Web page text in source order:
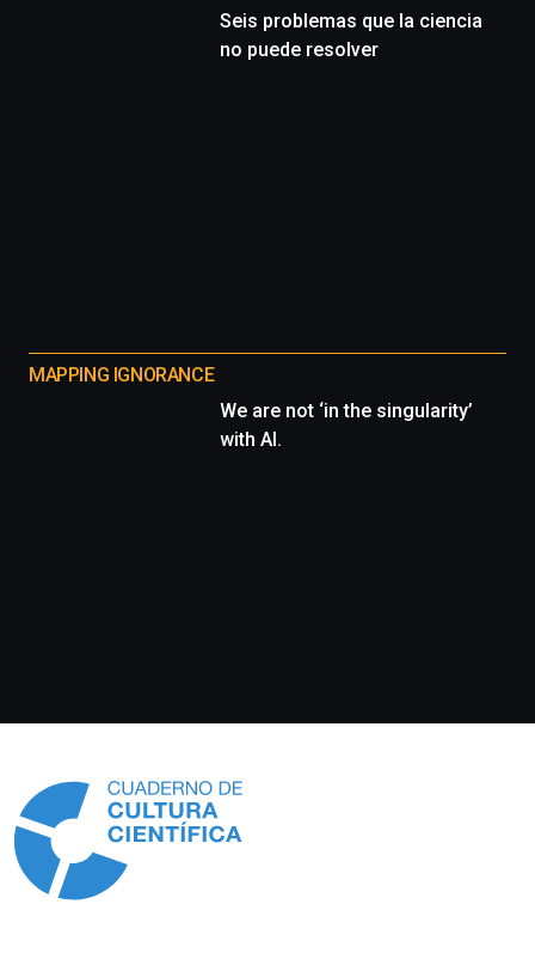
Seis problemas que la ciencia
no puede resolver
MAPPING IGNORANCE
We are not ‘in the singularity’
with AI.